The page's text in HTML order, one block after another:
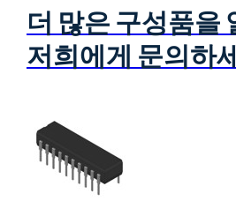
더 많은 구성품을
저희에게 문의하